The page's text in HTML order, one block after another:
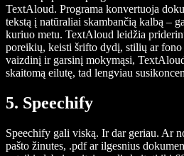
TextAloud. Programa konvertuoja
tekstą į natūraliai skambančią kalbą –
kuriuo metu. TextAloud leidžia
poreikių, keisti šrifto dydį, stilių ar fono
vaizdinį ir garsinį mokymąsi,
skaitomą eilutę, tad lengviau
5. Speechify
Speechify gali viską. Ir dar geriau. Ar
pašto žinutes, .pdf ar ilgesnius